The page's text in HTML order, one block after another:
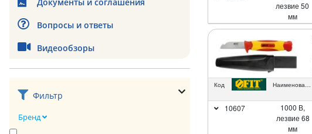
Вопросы и ответы
Видеообзоры
Фильтр
Бренд
лезвие 50
мм
Код Наименование
10607
1000 В,
лезвие 68
мм